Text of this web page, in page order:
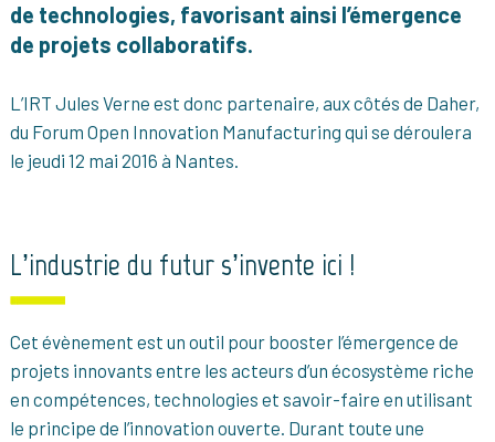
de technologies, favorisant ainsi l’émergence
de projets collaboratifs.
L’IRT Jules Verne est donc partenaire, aux côtés de Daher,
du Forum Open Innovation Manufacturing qui se déroulera
le jeudi 12 mai 2016 à Nantes.
L’industrie du futur s’invente ici !
Cet évènement est un outil pour booster l’émergence de
projets innovants entre les acteurs d’un écosystème riche
en compétences, technologies et savoir-faire en utilisant
le principe de l’innovation ouverte. Durant toute une